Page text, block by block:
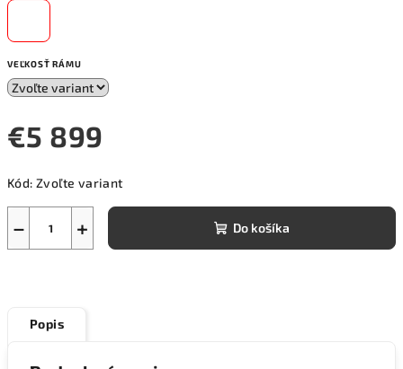
VEĽKOSŤ RÁMU
€5 899
cena:
Kód: Zvoľte variant
+
− Do košíka
Popis